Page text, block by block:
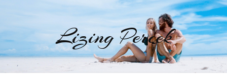
Lizing Percek